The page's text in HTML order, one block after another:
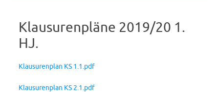
Klausurenpläne 2019/20 1.
HJ.
Klausurenplan KS 1.1.pdf
Klausurenplan KS 2.1.pdf